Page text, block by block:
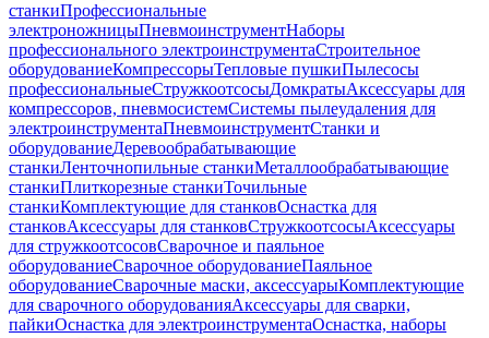
станкиПрофессиональные
электроножницыПневмоинструментНаборы
профессионального электроинструментаСтроительное
оборудованиеКомпрессорыТепловые пушкиПылесосы
профессиональныеСтружкоотсосыДомкратыАксессуары для
компрессоров, пневмосистемСистемы пылеудаления для
электроинструментаПневмоинструментСтанки и
оборудованиеДеревообрабатывающие
станкиЛенточнопильные станкиМеталлообрабатывающие
станкиПлиткорезные станкиТочильные
станкиКомплектующие для станковОснастка для
станковАксессуары для станковСтружкоотсосыАксессуары
для стружкоотсосовСварочное и паяльное
оборудованиеСварочное оборудованиеПаяльное
оборудованиеСварочные маски, аксессуарыКомплектующие
для сварочного оборудованияАксессуары для сварки,
пайкиОснастка для электроинструментаОснастка, наборы